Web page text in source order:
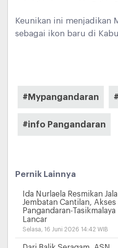
Keunikan ini menjadikan
sebagai ikon baru di
#Mypangandaran
#info Pangandaran
Pernik Lainnya
Ida Nurlaela Resmikan
Jembatan Cantilan, Akses
Pangandaran-Tasikmalaya
Lancar
Selasa, 16 Juni 2026 14:42 WIB